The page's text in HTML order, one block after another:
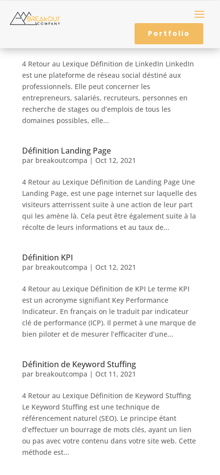
Portfolio
Oct 12, 2021
4 Retour au Lexique Définition de LinkedIn LinkedIn
est une plateforme de réseau social déstiné aux
professionnels. Elle peut concerner les
entrepreneurs, salariés, recruteurs, personnes en
recherche de stages ou d’emplois de tous les
domaines possibles, elle...
Définition Landing Page
par breakoutcompa | Oct 12, 2021
4 Retour au Lexique Définition de Landing Page Une
Landing Page, est une page internet sur laquelle des
visiteurs atterrissent suite à une action de leur part
qui les amène là. Cela peut être également suite à la
récolte de leurs informations et au taux de...
Définition KPI
par breakoutcompa | Oct 12, 2021
4 Retour au Lexique Définition de KPI Le terme KPI
est un acronyme signifiant Key Performance
Indicateur. En français on le traduit par indicateur
clé de performance (ICP). Il permet à une marque de
bien piloter et de mesurer l’efficaciter d’une...
Définition de Keyword Stuffing
par breakoutcompa | Oct 11, 2021
4 Retour au Lexique Définition de Keyword Stuffing
Le Keyword Stuffing est une technique de
référencement naturel (SEO). Le principe étant
d’effectuer un bourrage de mots clés, ayant un lien
ou pas avec votre contenu dans votre site web. Cette
méthode est...